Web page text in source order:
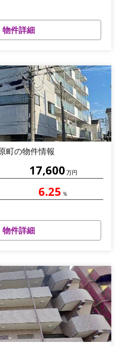
物件詳細
町の物件情報
17,600 万円
6.25 ％
物件詳細